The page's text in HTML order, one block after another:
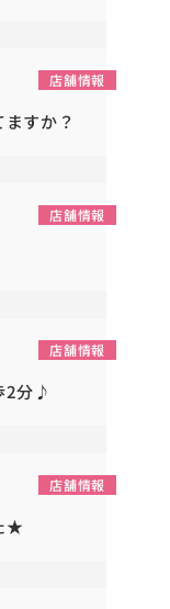
店舗情報
すか？
店舗情報
店舗情報
2分♪
店舗情報
★